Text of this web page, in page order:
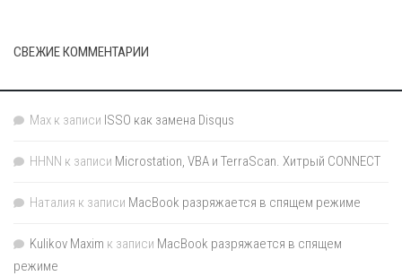
СВЕЖИЕ КОММЕНТАРИИ
Max к записи ISSO как замена Disqus
HHNN к записи Microstation, VBA и TerraScan. Хитрый CONNECT
Наталия к записи MacBook разряжается в спящем режиме
Kulikov Maxim к записи MacBook разряжается в спящем
режиме